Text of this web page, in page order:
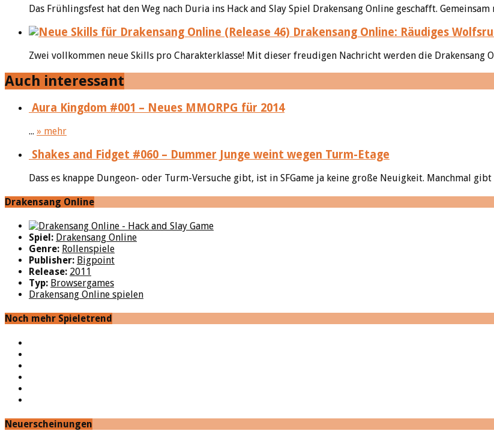
Das Frühlingsfest hat den Weg nach Duria ins Hack and Slay Spiel Drakensang Online geschafft. Gemeinsam
Drakensang Online: Räudiges
Zwei vollkommen neue Skills pro Charakterklasse! Mit dieser freudigen Nachricht werden die Drakensang
Auch interessant
Aura Kingdom #001 – Neues MMORPG für 2014
... » mehr
Shakes and Fidget #060 – Dummer Junge weint wegen Turm-Etage
Dass es knappe Dungeon- oder Turm-Versuche gibt, ist in SFGame ja keine große Neuigkeit. Manchmal gibt
Drakensang Online
Spiel: Drakensang Online
Genre: Rollenspiele
Publisher: Bigpoint
Release: 2011
Typ: Browsergames
Drakensang Online spielen
Noch mehr Spieletrend
Neuerscheinungen